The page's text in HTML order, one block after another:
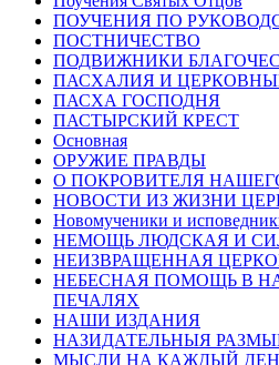
ПОУЧЕНИЯ ПО
ПОСТНИЧЕСТВО
ПОДВИЖНИКИ
ПАСХАЛИЯ И
ПАСХА ГОСПОДНЯ
ПАСТЫРСКИЙ КРЕСТ
Основная
ОРУЖИЕ ПРАВДЫ
О ПОКРОВИТЕЛЯ
НОВОСТИ ИЗ ЖИЗНИ
Новомученики и
НЕМОЩЬ ЛЮДСКАЯ И
НЕИЗВРАЩЕННАЯ
НЕБЕСНАЯ ПОМОЩЬ В
ПЕЧАЛЯХ
НАШИ ИЗДАНИЯ
НАЗИДАТЕЛЬНЫЯ
МЫСЛИ НА КАЖДЫЙ